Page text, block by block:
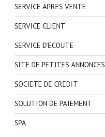
SERVICE APRES VENTE
SERVICE CLIENT
SERVICE D'ECOUTE
SITE DE PETITES ANNONCES
SOCIETE DE CREDIT
SOLUTION DE PAIEMENT
SPA